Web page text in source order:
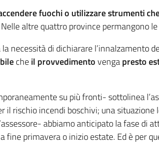
fuochi o utilizzare strumenti
altre quattro province permangono
necessità di dichiarare l’innalzamento
cheil provvedimentovengapresto
su più fronti- sottolinea
il rischio incendi boschivi; una
abbiamo anticipato la fase di
primavera o inizio estate. Ed è per